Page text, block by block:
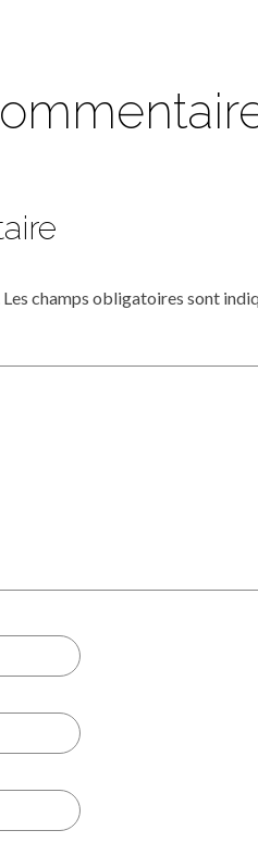
Les champs obligatoires sont